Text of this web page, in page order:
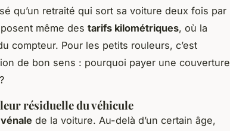
qu’un retraité qui sort sa voiture deux fois par
même des tarifs kilométriques, où la
compteur. Pour les petits rouleurs, c’est
de bon sens : pourquoi payer une couverture
résiduelle du véhicule
de la voiture. Au-delà d’un certain âge,